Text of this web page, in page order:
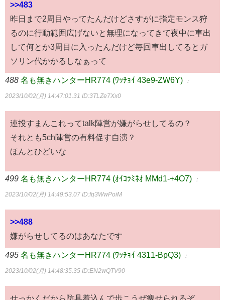
>>483
昨日まで2周目やってたんだけどさすがに指定モンス狩
るのに行動範囲広げないと無理になってきて夜中に車出
して何とか3周目に入ったんだけど毎回車出してるとガ
ソリン代かかるしなぁって
488 名も無きハンターHR774 (ﾜｯﾁｮｲ 43e9-ZW6Y) ：
2023/10/02(月) 14:47:01.31 ID:3TLZe7Xx0
連投すまんこれってtalk陣営が嫌がらせしてるの？
それとも5ch陣営の有料促す自演？
ほんとひどいな
499 名も無きハンターHR774 (ｵｲｺﾗﾐﾈｵ MMd1-+4O7) ：
2023/10/02(月) 14:49:53.07 ID:fq3WwPoiM
>>488
嫌がらせしてるのはあなたです
495 名も無きハンターHR774 (ﾜｯﾁｮｲ 4311-BpQ3) ：
2023/10/02(月) 14:48:35.35 ID:EN2wQTV90
せっかくだから防具着込んで歩こうぜ痩せられるぞ